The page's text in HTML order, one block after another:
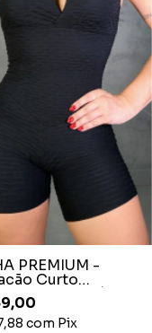
PREMIUM -
Curto
Ombro Só
com Pix